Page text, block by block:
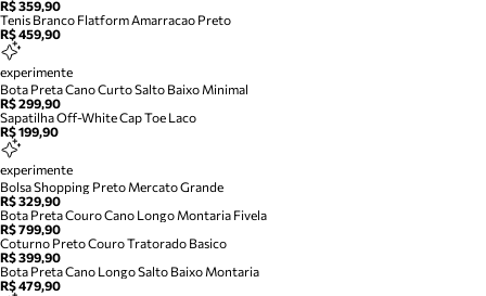
R$ 359,90
Tenis Branco Flatform Amarracao Preto
R$ 459,90
experimente
Bota Preta Cano Curto Salto Baixo Minimal
R$ 299,90
Sapatilha Off-White Cap Toe Laco
R$ 199,90
experimente
Bolsa Shopping Preto Mercato Grande
R$ 329,90
Bota Preta Couro Cano Longo Montaria Fivela
R$ 799,90
Coturno Preto Couro Tratorado Basico
R$ 399,90
Bota Preta Cano Longo Salto Baixo Montaria
R$ 479,90